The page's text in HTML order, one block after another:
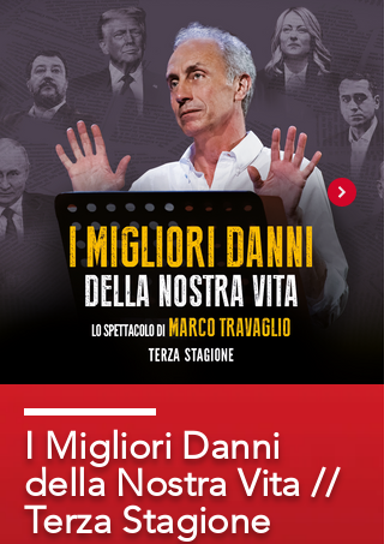
I Migliori Danni
della Nostra Vita //
Terza Stagione